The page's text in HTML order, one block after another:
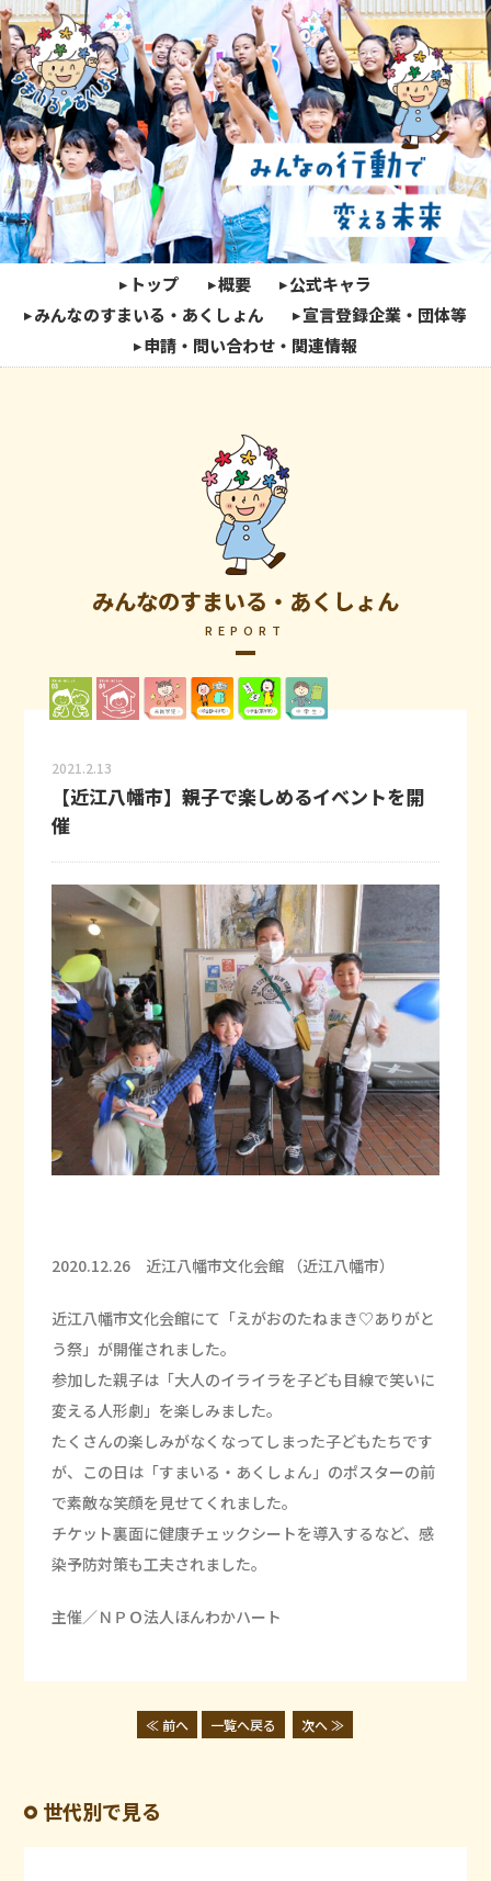
トップ 概要
公式キャラ
みんなのすまいる・あくしょん
宣言登録企業・団体等
申請・問い合わせ・関連情報
みんなのすまいる・あくしょん
REPORT
2021.2.13
【近江八幡市】親子で楽しめるイベントを開
催
2020.12.26 近江八幡市文化会館 （近江八幡市）
近江八幡市文化会館にて「えがおのたねまき♡ありがと
う祭」が開催されました。
参加した親子は「大人のイライラを子ども目線で笑いに
変える人形劇」を楽しみました。
たくさんの楽しみがなくなってしまった子どもたちです
が、この日は「すまいる・あくしょん」のポスターの前
で素敵な笑顔を見せてくれました。
チケット裏面に健康チェックシートを導入するなど、感
染予防対策も工夫されました。
主催／ＮＰＯ法人ほんわかハート
≪ 前へ 一覧へ戻る 次へ ≫
世代別で見る